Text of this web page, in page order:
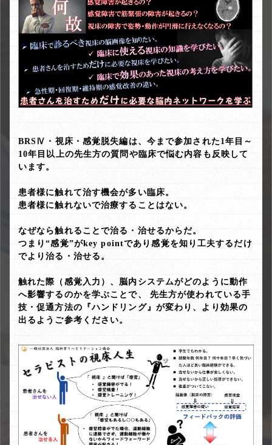
BRSⅣ・視床・感覚脱失編は、今まで参加された1年目～
10年目以上の先生方の質問や臨床で悩む内容も反映して
います。
患者様に触れて治す機会が多い臨床。
患者様に触れないで治療することはない。
なぜなら触れることで治る・治せるからだ。
つまり“感覚”がkey pointであり感覚を知り工夫するだけ
でより治る・治せる。
触れた際（感覚入力）、脳内システムがどのように動作
へ影響するのかを学ぶことで、 先生方が使われている手
技・促通方法の『ハンドリング』が変わり、より効果の
出るようご参考ください。